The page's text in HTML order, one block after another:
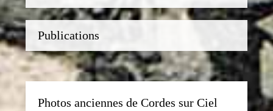
Publications
Photos anciennes de Cordes sur Ciel